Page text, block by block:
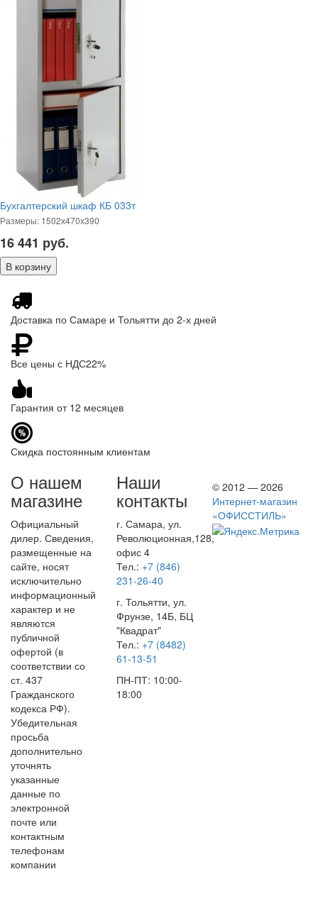
Бухгалтерский шкаф КБ 033т
Размеры: 1502х470х390
16 441 руб.
Доставка по Самаре и Тольятти до 2-х дней
Все цены с НДС22%
Гарантия от 12 месяцев
Скидка постоянным клиентам
О нашем
магазине
Официальный
дилер. Сведения,
размещенные на
сайте, носят
исключительно
информационный
характер и не
являются
публичной
офертой (в
соответствии со
ст. 437
Гражданского
кодекса РФ).
Убедительная
просьба
дополнительно
уточнять
указанные
данные по
электронной
почте или
контактным
телефонам
компании
Наши
контакты
г. Самара, ул.
Революционная,128,
офис 4
Тел.: +7 (846)
231-26-40
г. Тольятти, ул.
Фрунзе, 14Б, БЦ
"Квадрат"
Тел.: +7 (8482)
61-13-51
ПН-ПТ: 10:00-
18:00
© 2012 — 2026
Интернет-магазин
«ОФИССТИЛЬ»